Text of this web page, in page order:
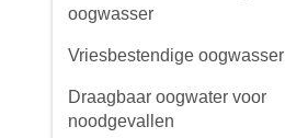
oogwasser
Vriesbestendige oogwasser
Draagbaar oogwater voor
noodgevallen